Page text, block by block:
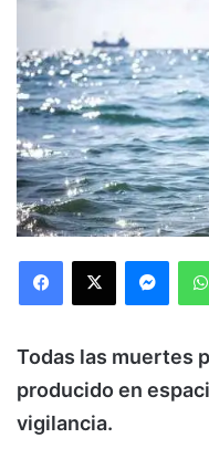
Facebook
X
Todas las muertes
producido en
vigilancia.